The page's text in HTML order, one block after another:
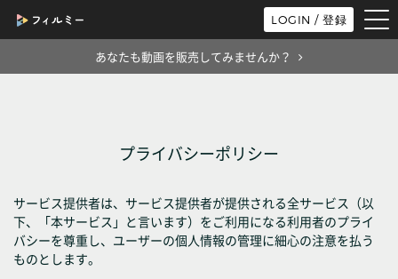
LOGIN / 登録
あなたも動画を販売してみませんか？
プライバシーポリシー
サービス提供者は、サービス提供者が提供される全サービス（以
下、「本サービス」と言います）をご利用になる利用者のプライ
バシーを尊重し、ユーザーの個人情報の管理に細心の注意を払う
ものとします。